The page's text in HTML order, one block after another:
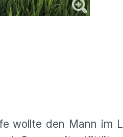
wollte den Mann im